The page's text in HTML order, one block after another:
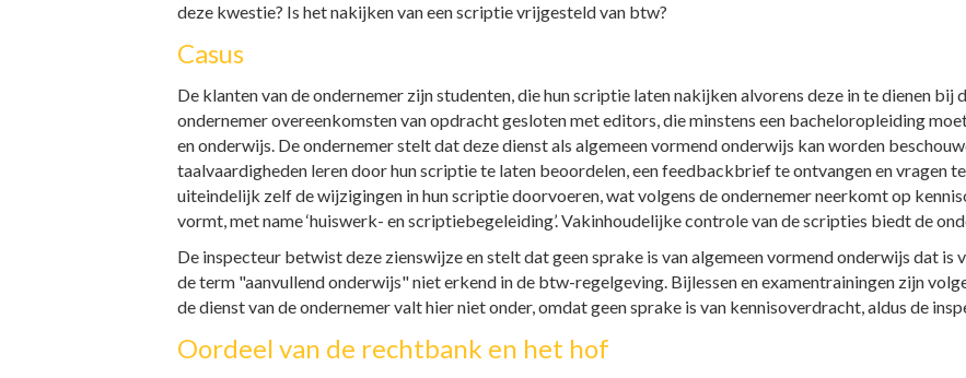
deze kwestie? Is het nakijken van een scriptie vrijgesteld van btw?
Casus
De klanten van de ondernemer zijn studenten, die hun scriptie laten nakijken alvorens deze in te dienen
ondernemer overeenkomsten van opdracht gesloten met editors, die minstens een bacheloropleiding
en onderwijs. De ondernemer stelt dat deze dienst als algemeen vormend onderwijs kan worden
taalvaardigheden leren door hun scriptie te laten beoordelen, een feedbackbrief te ontvangen en vragen
uiteindelijk zelf de wijzigingen in hun scriptie doorvoeren, wat volgens de ondernemer neerkomt op
vormt, met name ‘huiswerk- en scriptiebegeleiding’. Vakinhoudelijke controle van de scripties biedt de
De inspecteur betwist deze zienswijze en stelt dat geen sprake is van algemeen vormend onderwijs dat is
de term "aanvullend onderwijs" niet erkend in de btw-regelgeving. Bijlessen en examentrainingen zijn
de dienst van de ondernemer valt hier niet onder, omdat geen sprake is van kennisoverdracht, aldus de
Oordeel van de rechtbank en het hof